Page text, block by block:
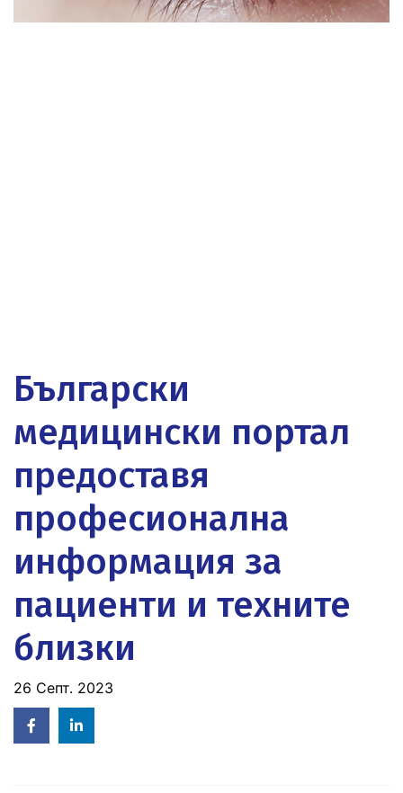
Български
медицински портал
предоставя
професионална
информация за
пациенти и техните
близки
26 Септ. 2023
Facebook
in